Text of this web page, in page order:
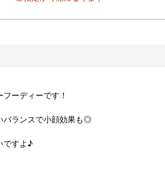
ーディーです！
バランスで小顔効果も◎
ですよ♪